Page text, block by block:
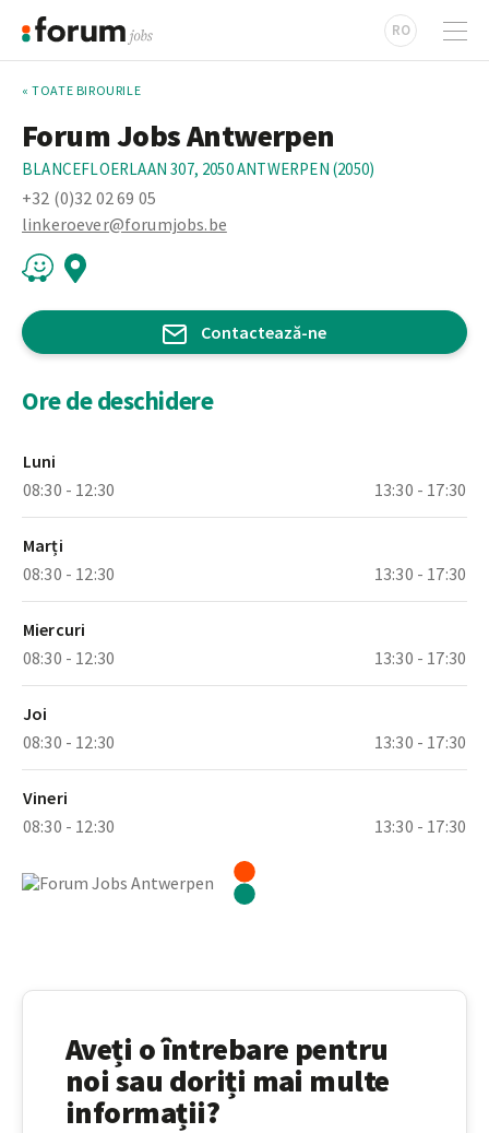
RO
« TOATE BIROURILE
Forum Jobs Antwerpen
BLANCEFLOERLAAN 307, 2050 ANTWERPEN (2050)
+32 (0)32 02 69 05
linkeroever@forumjobs.be
Contactează-ne
Ore de deschidere
Luni
08:30 - 12:30
13:30 - 17:30
Marți
08:30 - 12:30
13:30 - 17:30
Miercuri
08:30 - 12:30
13:30 - 17:30
Joi
08:30 - 12:30
13:30 - 17:30
Vineri
08:30 - 12:30
13:30 - 17:30
Aveți o întrebare pentru
noi sau doriți mai multe
informații?